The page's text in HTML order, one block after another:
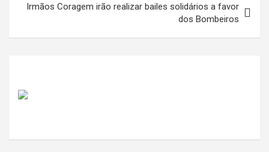
Irmãos Coragem irão realizar bailes solidários a favor
dos Bombeiros